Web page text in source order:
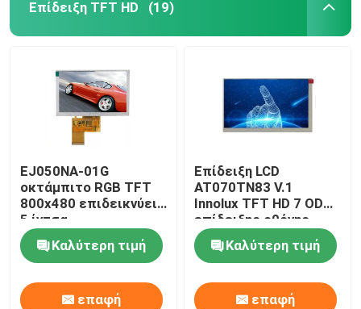
Επίδειξη TFT HD (19)
EJ050NA-01G
οκτάμπιτο RGB TFT
800x480 επιδεικνύει
5 ίντσα
Καλύτερη τιμή
επαφή
Επίδειξη LCD
AT070TN83 V.1
Innolux TFT HD 7 ODM
επίδειξης οθόνης
αφής ίντσας HDMI
Καλύτερη τιμή
επαφή